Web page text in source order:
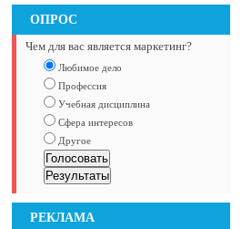
ОПРОС
Чем для вас является маркетинг?
Любимое дело
Профессия
Учебная дисциплина
Сфера интересов
Другое
РЕКЛАМА